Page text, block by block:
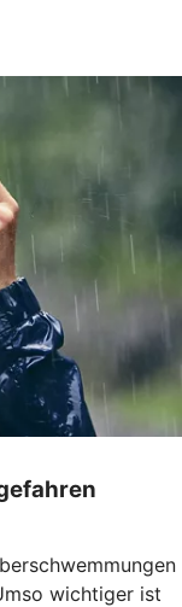
wichtiger ist